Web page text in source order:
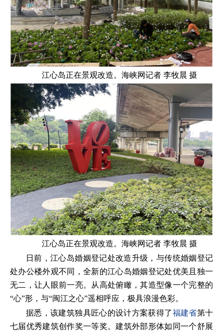
江心岛正在景观改造。海峡网记者 李牧晨 摄
江心岛正在景观改造。海峡网记者 李牧晨 摄
日前，江心岛婚姻登记处改造升级，与传统婚姻登记
处办公楼外观不同，全新的江心岛婚姻登记处优美且独一
无二，让人眼前一亮。从高处俯瞰，其造型像一个完整的
“心”形，与“闽江之心”遥相呼应，极具浪漫色彩。
据悉，该建筑独具匠心的设计方案获得了福建省第十
七届优秀建筑创作奖一等奖。建筑外部形体如同一个舒展